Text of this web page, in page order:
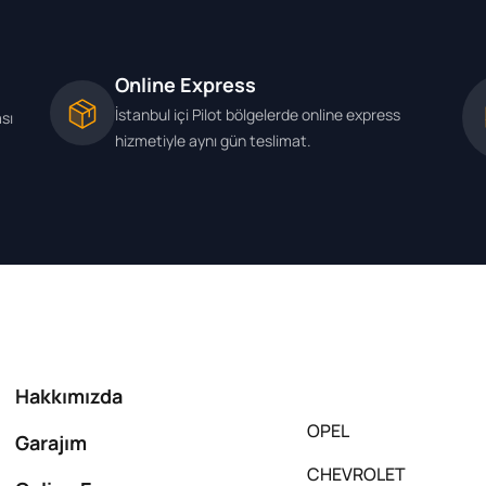
Online Express
İstanbul içi Pilot bölgelerde online express
hizmetiyle aynı gün teslimat.
Hakkımızda
Garajım
OPEL
CHEVROLET